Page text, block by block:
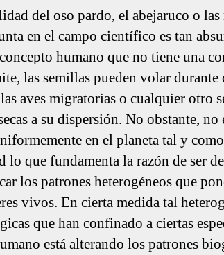
del oso pardo, el abejaruco o
en el campo científico es tan
humano que no tiene una
las semillas pueden volar
aves migratorias o cualquier otro
a su dispersión. No obstante, no
en el planeta tal y
lo que fundamenta la razón de ser
los patrones heterogéneos que
vivos. En cierta medida tal
que han confinado a ciertas
está alterando los patrones